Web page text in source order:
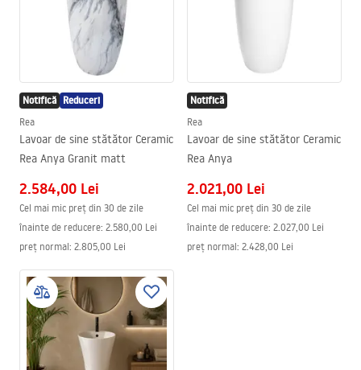
Notifică Reduceri
Rea
Lavoar de sine stătător Ceramic
Rea Anya Granit matt
2.584,00 Lei
Cel mai mic preț din 30 de zile
înainte de reducere: 2.580,00 Lei
preț normal: 2.805,00 Lei
Notifică
Rea
Lavoar de sine stătător Ceramic
Rea Anya
2.021,00 Lei
Cel mai mic preț din 30 de zile
înainte de reducere: 2.027,00 Lei
preț normal: 2.428,00 Lei